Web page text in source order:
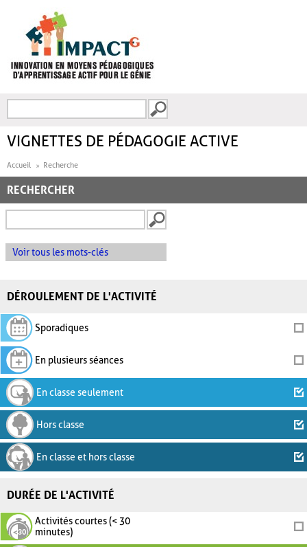
FORMULAIRE DE
VIGNETTES DE PÉDAGOGIE ACTIVE
Accueil Recherche
RECHERCHER
Voir tous les mots-clés
DÉROULEMENT DE L'ACTIVITÉ
Sporadiques
En plusieurs séances
En classe seulement
Hors classe
En classe et hors classe
DURÉE DE L'ACTIVITÉ
Activités courtes (< 30
minutes)